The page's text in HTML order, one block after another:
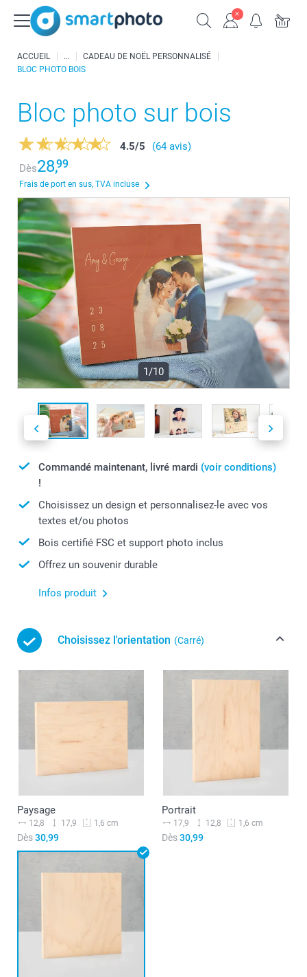
ACCUEIL
CADEAU DE NOËL PERSONNALISÉ
BLOC PHOTO BOIS
Bloc photo sur bois
4.5/5
(64 avis)
Dès28,99
Frais de port en sus, TVA incluse
1/10
Commandé maintenant, livré mardi (voir conditions)
!
Choisissez un design et personnalisez-le avec vos
textes et/ou photos
Bois certifié FSC et support photo inclus
Offrez un souvenir durable
Infos produit
Choisissez l'orientation (Carré)
Paysage
12,8 17,9 1,6 cm
Dès30,99
Portrait
17,9 12,8 1,6 cm
Dès30,99